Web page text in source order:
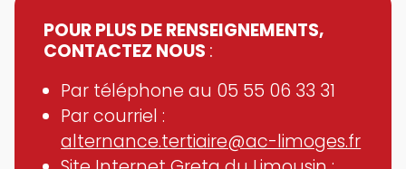
POUR PLUS DE RENSEIGNEMENTS,
CONTACTEZ NOUS :
Par téléphone au 05 55 06 33 31
Par courriel :
alternance.tertiaire@ac-limoges.fr